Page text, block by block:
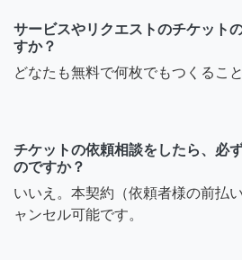
サービスやリクエストのチケット
すか？
どなたも無料で何枚でもつくるこ
チケットの依頼相談をしたら、必
のですか？
いいえ。本契約（依頼者様の前払
ャンセル可能です。